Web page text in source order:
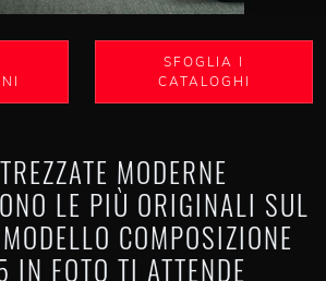
SFOGLIA I
CATALOGHI
MODERNE
LE PIÙ ORIGINALI SUL
COMPOSIZIONE
FOTO TI ATTENDE